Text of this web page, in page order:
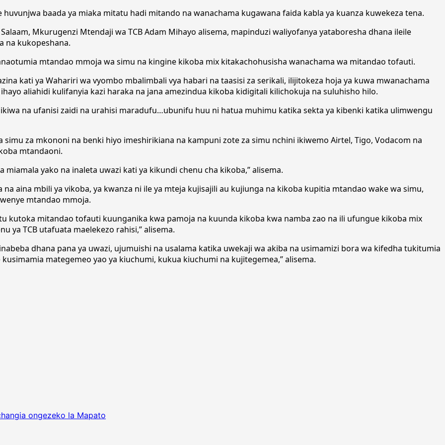
baada ya miaka mitatu hadi mitando na wanachama kugawana faida kabla ya kuanza kuwekeza tena.
Mkurugenzi Mtendaji wa TCB Adam Mihayo alisema, mapinduzi waliyofanya yataboresha dhana ileile
na kukopeshana.
mtandao mmoja wa simu na kingine kikoba mix kitakachohusisha wanachama wa mitandao tofauti.
kati ya Wahariri wa vyombo mbalimbali vya habari na taasisi za serikali, ilijitokeza hoja ya kuwa mwanachama
aliahidi kulifanyia kazi haraka na jana amezindua kikoba kidigitali kilichokuja na suluhisho hilo.
na ufanisi zaidi na urahisi maradufu…ubunifu huu ni hatua muhimu katika sekta ya kibenki katika ulimwengu
za mkononi na benki hiyo imeshirikiana na kampuni zote za simu nchini ikiwemo Airtel, Tigo, Vodacom na
mtandaoni.
yako na inaleta uwazi kati ya kikundi chenu cha kikoba,” alisema.
aina mbili ya vikoba, ya kwanza ni ile ya mteja kujisajili au kujiunga na kikoba kupitia mtandao wake wa simu,
mtandao mmoja.
kutoka mitandao tofauti kuunganika kwa pamoja na kuunda kikoba kwa namba zao na ili ufungue kikoba mix
ya TCB utafuata maelekezo rahisi,” alisema.
dhana pana ya uwazi, ujumuishi na usalama katika uwekaji wa akiba na usimamizi bora wa kifedha tukitumia
mategemeo yao ya kiuchumi, kukua kiuchumi na kujitegemea,” alisema.
ongezeko la Mapato